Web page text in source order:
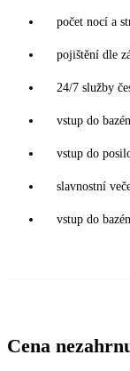
počet nocí a
pojištění dle
24/7 služby
vstup do
vstup do
slavnostní
vstup do
Cena